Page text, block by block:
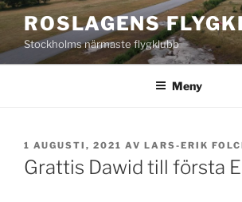
Hoppa
innehåll
ROSLAGENS
Stockholms närmaste flygklubb
Meny
PUBLICERAT
1 AUGUSTI, 2021 AV LARS-ERIK
Grattis Dawid till första